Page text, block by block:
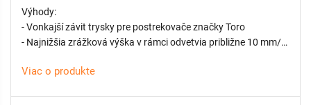
Výhody:
- Vonkajší závit trysky pre postrekovače značky Toro
- Najnižšia zrážková výška v rámci odvetvia približne 10 mm/h
nečistotami
Viac o produkte